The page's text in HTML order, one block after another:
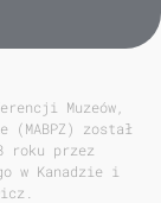
Muzeów,
został
roku przez
w Kanadzie i